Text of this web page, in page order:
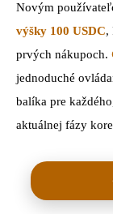
Novým
výšky 100 USDC,
prvých nákupoch.
jednoduché
balíka pre
aktuálnej fázy